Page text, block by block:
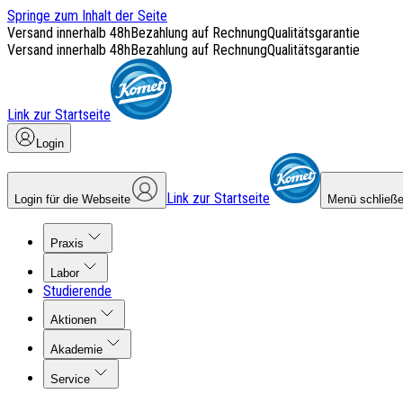
Springe zum Inhalt der Seite
Versand innerhalb 48hBezahlung auf RechnungQualitätsgarantie
Versand innerhalb 48hBezahlung auf RechnungQualitätsgarantie
Link zur Startseite
Login
Login für die Webseite Link zur Startseite Menü
Praxis
Labor
Studierende
Aktionen
Akademie
Service